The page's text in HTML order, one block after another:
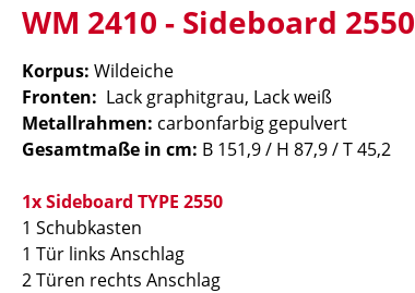
WM 2410 - Sideboard 2550
Korpus: Wildeiche
Fronten: Lack graphitgrau, Lack weiß
Metallrahmen: carbonfarbig gepulvert
Gesamtmaße in cm: B 151,9 / H 87,9 / T 45,2
1x Sideboard TYPE 2550
1 Schubkasten
1 Tür links Anschlag
2 Türen rechts Anschlag